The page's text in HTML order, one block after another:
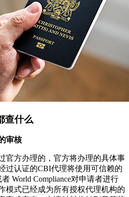
查什么
审核
官方办理的，官方将办理的具体事
过认证的CBI代理将使用可信赖的
World Compliance对申请者进行
模式已经成为所有授权代理机构的